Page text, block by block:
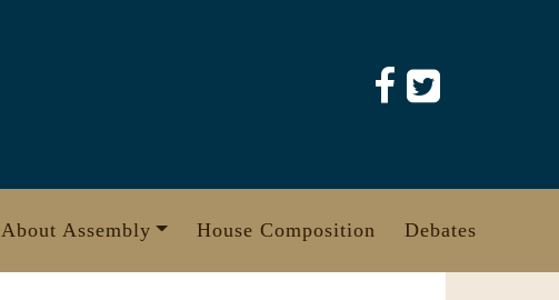
About Assembly House Composition Debates